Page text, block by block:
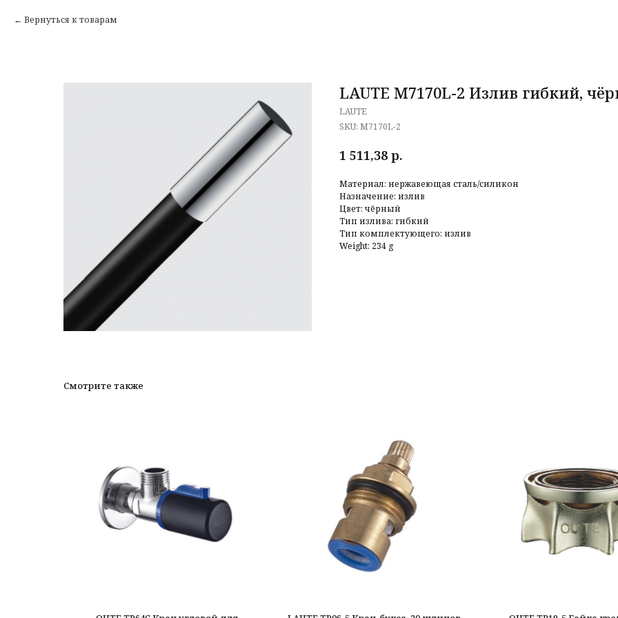
Вернуться к товарам
LAUTE M7170L-2 Излив гибкий,
LAUTE
SKU: M7170L-2
1 511,38 р.
Материал: нержавеющая сталь/силикон
Назначение: излив
Цвет: чёрный
Тип излива: гибкий
Тип комплектующего: излив
Weight: 234 g
Смотрите также